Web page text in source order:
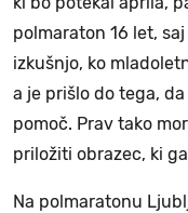
polmaraton 16 let,
izkušnjo, ko
a je prišlo do tega,
pomoč. Prav tako
priložiti obrazec, ki
Na polmaratonu